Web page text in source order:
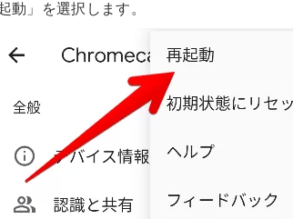
動」を選択します。